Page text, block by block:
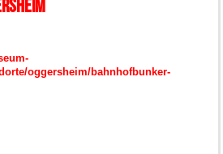
oggersheim/bahnhofbunker-